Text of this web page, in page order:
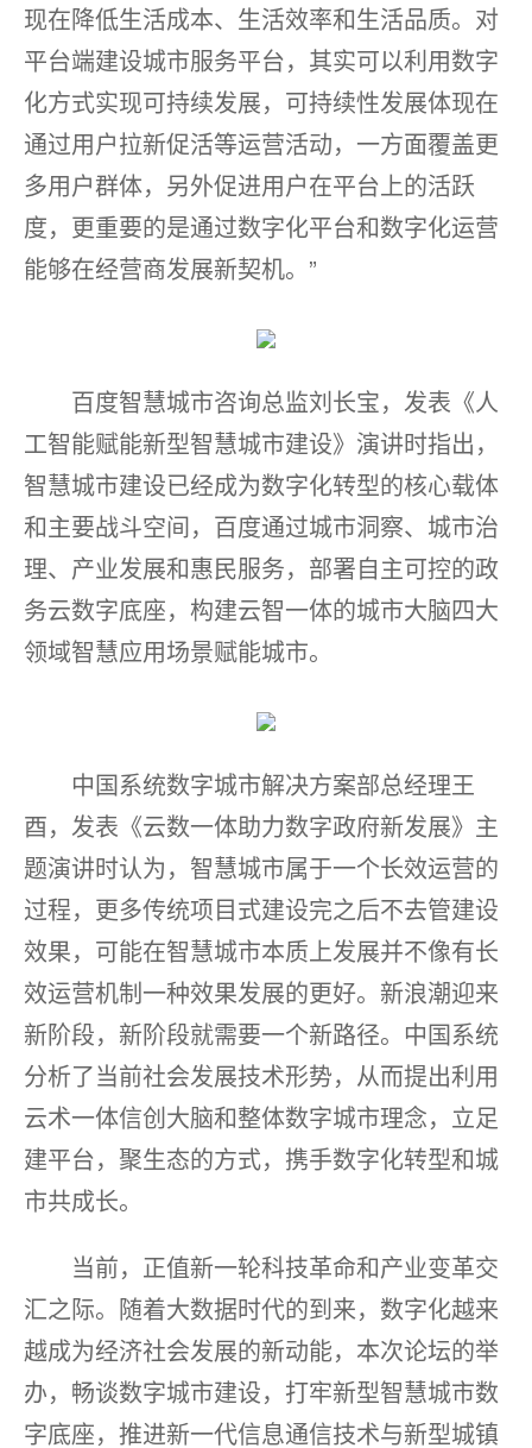
现在降低生活成本、生活效率和生活品质。对
平台端建设城市服务平台，其实可以利用数字
化方式实现可持续发展，可持续性发展体现在
通过用户拉新促活等运营活动，一方面覆盖更
多用户群体，另外促进用户在平台上的活跃
度，更重要的是通过数字化平台和数字化运营
能够在经营商发展新契机。”
百度智慧城市咨询总监刘长宝，发表《人
工智能赋能新型智慧城市建设》演讲时指出，
智慧城市建设已经成为数字化转型的核心载体
和主要战斗空间，百度通过城市洞察、城市治
理、产业发展和惠民服务，部署自主可控的政
务云数字底座，构建云智一体的城市大脑四大
领域智慧应用场景赋能城市。
中国系统数字城市解决方案部总经理王
酉，发表《云数一体助力数字政府新发展》主
题演讲时认为，智慧城市属于一个长效运营的
过程，更多传统项目式建设完之后不去管建设
效果，可能在智慧城市本质上发展并不像有长
效运营机制一种效果发展的更好。新浪潮迎来
新阶段，新阶段就需要一个新路径。中国系统
分析了当前社会发展技术形势，从而提出利用
云术一体信创大脑和整体数字城市理念，立足
建平台，聚生态的方式，携手数字化转型和城
市共成长。
当前，正值新一轮科技革命和产业变革交
汇之际。随着大数据时代的到来，数字化越来
越成为经济社会发展的新动能，本次论坛的举
办，畅谈数字城市建设，打牢新型智慧城市数
字底座，推进新一代信息通信技术与新型城镇